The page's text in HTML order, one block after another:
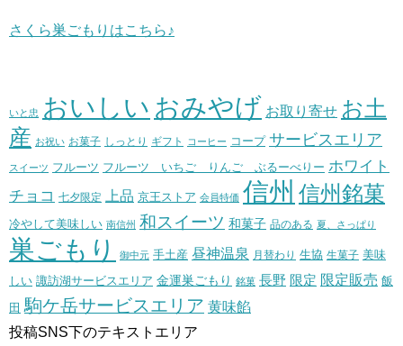
さくら巣ごもりはこちら♪
いと忠 おいしい おみやげ お取り寄せ お土
産 お祝い お菓子 しっとり ギフト コーヒー コープ サービスエリア
スイーツ フルーツ フルーツ いちご りんご ぶるーべりー ホワイト
チョコ 七夕限定 上品 京王ストア 会員特価 信州 信州銘菓
冷やして美味しい 南信州 和スイーツ 和菓子 品のある 夏、さっぱり
巣ごもり 御中元 手土産 昼神温泉 月替わり 生協 生菓子 美味
しい 諏訪湖サービスエリア 金運巣ごもり 銘菓 長野 限定 限定販売 飯
田 駒ケ岳サービスエリア 黄味餡
投稿SNS下のテキストエリア